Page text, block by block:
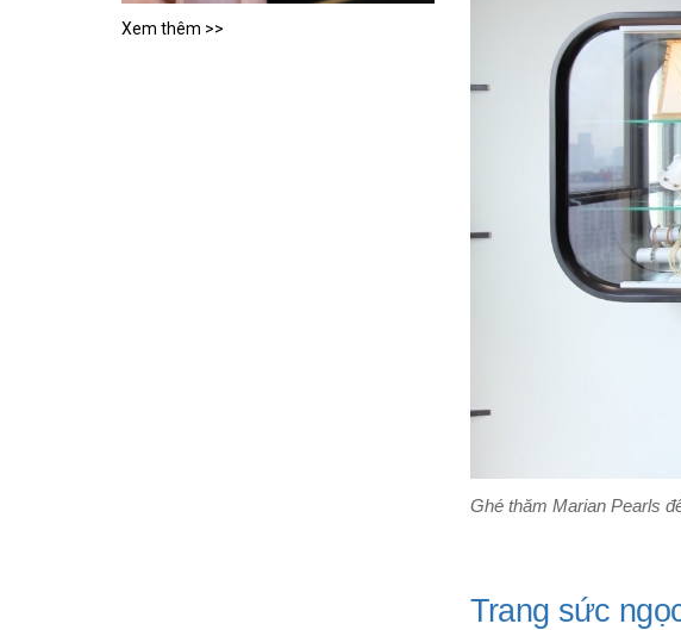
Ghé thăm Marian Pearls
Trang sức
Xem thêm >>